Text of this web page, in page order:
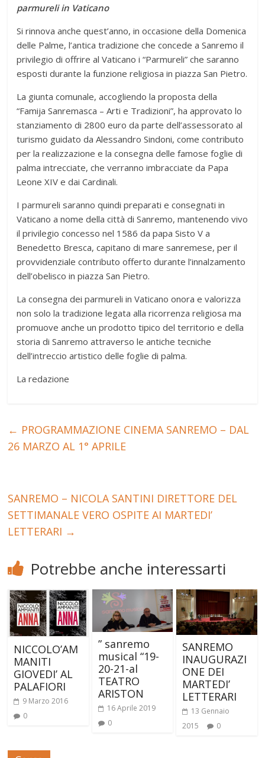
parmureli in Vaticano
Si rinnova anche quest’anno, in occasione della Domenica
delle Palme, l’antica tradizione che concede a Sanremo il
privilegio di offrire al Vaticano i “Parmureli” che saranno
esposti durante la funzione religiosa in piazza San Pietro.
La giunta comunale, accogliendo la proposta della
“Famija Sanremasca – Arti e Tradizioni”, ha approvato lo
stanziamento di 2800 euro da parte dell’assessorato al
turismo guidato da Alessandro Sindoni, come contributo
per la realizzazione e la consegna delle famose foglie di
palma intrecciate, che verranno imbracciate da Papa
Leone XIV e dai Cardinali.
I parmureli saranno quindi preparati e consegnati in
Vaticano a nome della città di Sanremo, mantenendo vivo
il privilegio concesso nel 1586 da papa Sisto V a
Benedetto Bresca, capitano di mare sanremese, per il
provvidenziale contributo offerto durante l’innalzamento
dell’obelisco in piazza San Pietro.
La consegna dei parmureli in Vaticano onora e valorizza
non solo la tradizione legata alla ricorrenza religiosa ma
promuove anche un prodotto tipico del territorio e della
storia di Sanremo attraverso le antiche tecniche
dell’intreccio artistico delle foglie di palma.
La redazione
← PROGRAMMAZIONE CINEMA SANREMO – DAL
26 MARZO AL 1° APRILE
SANREMO – NICOLA SANTINI DIRETTORE DEL
SETTIMANALE VERO OSPITE AI MARTEDI’
LETTERARI →
Potrebbe anche interessarti
NICCOLO’AM
MANITI
GIOVEDI’ AL
PALAFIORI
9 Marzo 2016
0
” sanremo
musical “19-
20-21-al
TEATRO
ARISTON
16 Aprile 2019
0
SANREMO
INAUGURAZI
ONE DEI
MARTEDI’
LETTERARI
13 Gennaio
2015
0